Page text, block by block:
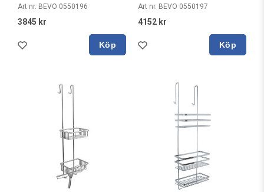
Art nr. BEVO 0550196
3845 kr
Köp
Art nr. BEVO 0550197
4152 kr
Köp